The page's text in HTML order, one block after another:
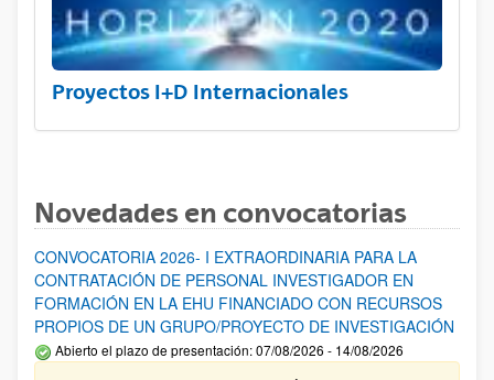
Proyectos I+D Internacionales
Novedades en convocatorias
CONVOCATORIA 2026- I EXTRAORDINARIA PARA LA
CONTRATACIÓN DE PERSONAL INVESTIGADOR EN
FORMACIÓN EN LA EHU FINANCIADO CON RECURSOS
PROPIOS DE UN GRUPO/PROYECTO DE INVESTIGACIÓN
Abierto el plazo de presentación: 07/08/2026 - 14/08/2026